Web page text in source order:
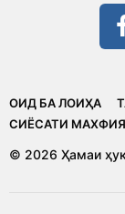
ОИД БА ЛОИҲА
CИЁСАТИ
© 2026 Ҳамаи